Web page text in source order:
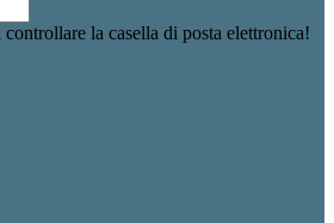
la casella di posta elettronica!